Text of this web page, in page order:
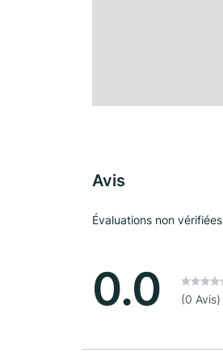
Avis
Évaluations non vérifiées
0.0 (0 Avis)